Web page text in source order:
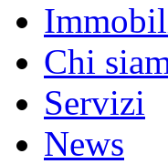
Chi
Servizi
News